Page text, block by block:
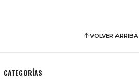
VOLVER ARRIBA
CATEGORÍAS